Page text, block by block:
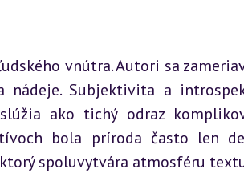
vnútra. Autori sa
nádeje. Subjektivita a
ako tichý odraz
bola príroda často len
spoluvytvára atmosféru